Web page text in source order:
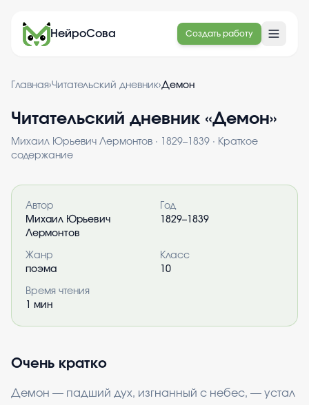
НейроСова Создать работу
Главная›Читательский дневник›Демон
Читательский дневник «Демон»
Михаил Юрьевич Лермонтов · 1829–1839 · Краткое
содержание
Информация о книге
Автор
Михаил Юрьевич
Лермонтов
Год
1829–1839
Жанр
поэма
Класс
10
Время чтения
мин
Очень кратко
Демон — падший дух, изгнанный с небес, — устал